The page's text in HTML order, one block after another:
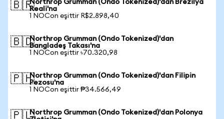
🇧🇷Northrop Grumman (Ondo Tokenized)'dan Brezilya
Reali'na
1 NOCon eşittir R$2.898,40
🇧🇩Northrop Grumman (Ondo Tokenized)'dan
Bangladeş Takası'na
1 NOCon eşittir ৳70.320,98
🇵🇭Northrop Grumman (Ondo Tokenized)'dan Filipin
Pezosu'na
1 NOCon eşittir ₱34.566,49
🇵🇱Northrop Grumman (Ondo Tokenized)'dan Polonya